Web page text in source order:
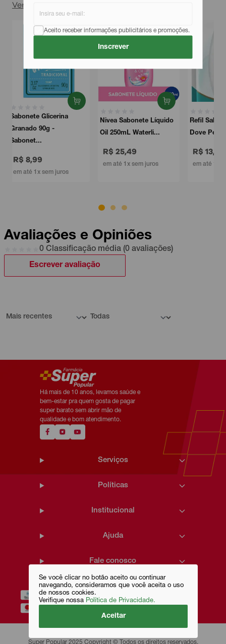
Aceito receber informações publicitários e promoções.
Inscrever
Se você clicar no botão aceito ou continuar
navegando, consideramos que você aceita o uso
de nossos cookies.
Verifique nossa Política de Privacidade.
Aceitar
Ver todos
Oil 250mL Waterli...
em até 1x sem juros
Refil Sabonete Líquido
Dove Pele Sensíve...
R$ 13,49
em até 1x sem juros
Avaliações e Opiniões
0 Classificação média (0 avaliações)
Escrever avaliação
Há mais de 10 anos, levamos saúde e
bem-estar pra quem gosta de pagar
super barato sem abrir mão de
qualidade e bom atendimento.
Serviços
Políticas
Institucional
Ajuda
Fale conosco
Super Popular 2025 Copyright © Todos os direitos reservados.